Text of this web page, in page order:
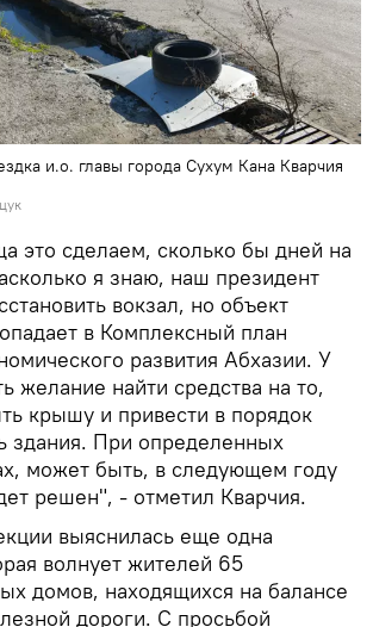
и.о. главы города Сухум Кана Кварчия
это сделаем, сколько бы дней на
я знаю, наш президент
вокзал, но объект
в Комплексный план
развития Абхазии. У
желание найти средства на то,
крышу и привести в порядок
здания. При определенных
может быть, в следующем году
решен", - отметил Кварчия.
выяснилась еще одна
волнует жителей 65
домов, находящихся на балансе
дороги. С просьбой